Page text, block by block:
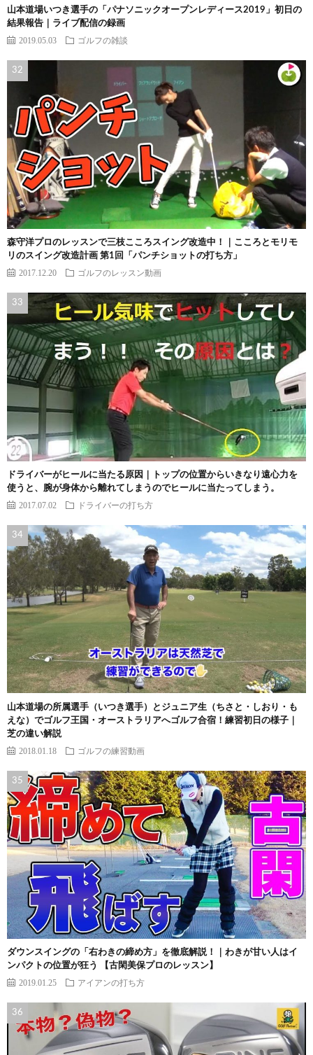
山本道場いつき選手の「パナソニックオープンレディース2019」初日の
結果報告｜ライブ配信の録画
2019.05.03 ゴルフの雑談
森守洋プロのレッスンで三枝こころスイング改造中！｜こころとモリモ
リのスイング改造計画 第1回「パンチショットの打ち方」
2017.12.20 ゴルフのレッスン動画
ドライバーがヒールに当たる原因｜トップの位置からいきなり遠心力を
使うと、腕が身体から離れてしまうのでヒールに当たってしまう。
2017.07.02 ドライバーの打ち方
山本道場の所属選手（いつき選手）とジュニア生（ちさと・しおり・も
えな）でゴルフ王国・オーストラリアへゴルフ合宿！練習初日の様子｜
芝の違い解説
2018.01.18 ゴルフの練習動画
ダウンスイングの「右わきの締め方」を徹底解説！｜わきが甘い人はイ
ンパクトの位置が狂う 【古閑美保プロのレッスン】
2019.01.25 アイアンの打ち方